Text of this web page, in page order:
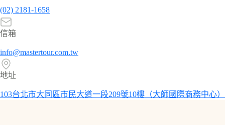
(02) 2181-1658
信箱
info@mastertour.com.tw
地址
103台北市大同區市民大道一段209號10樓（大師國際商務中心）